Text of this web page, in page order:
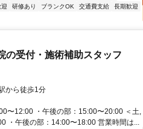
研修あり ブランクOK 交通費支給
長期歓迎
の受付・施術補助スタッフ
から徒歩1分
〜12:00 ・午後の部：15:00〜20:00 ＜土,
・午後の部：14:00〜18:00 営業時間は...